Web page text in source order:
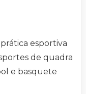
esportiva
de quadra
e basquete